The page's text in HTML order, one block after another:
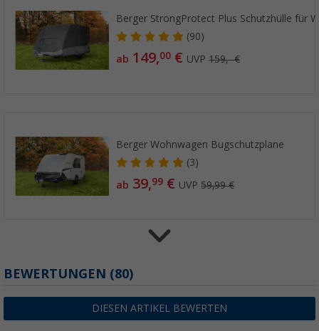
Berger StrongProtect Plus Schutzhülle für
(90)
ab 149,00 € UVP159,- €
Berger Wohnwagen Bugschutzplane
(3)
ab 39,99 € UVP59,99 €
Berger Wohnwagen Dachschutzplane
ab 99,99€UVP109,- €
BEWERTUNGEN (80)
DIESEN ARTIKEL BEWERTEN